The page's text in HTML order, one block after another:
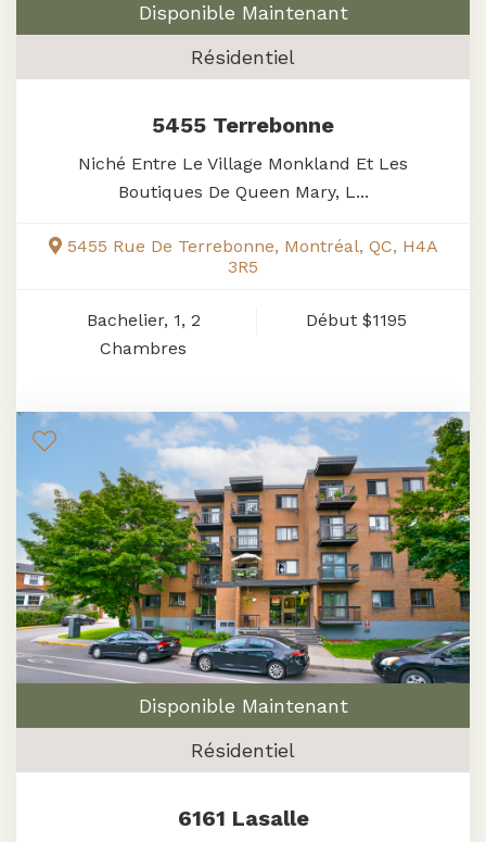
5455 Terrebonne
5455 Rue De Terrebonne, Montréal, QC, H4A
3R5
Niché Entre Le Village Monkland Et Les
Boutiques De Queen Mary, L...
Bachelier, 1, 2
Chambres
Début $1195
Disponible Maintenant
Résidentiel
6161 Lasalle
Disponible Maintenant
Résidentiel